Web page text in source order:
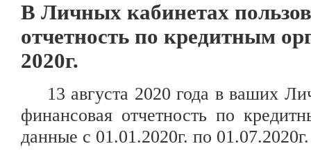
В Личных кабинетах
отчетность по кредитным
2020г.
13 августа 2020 года в ваших
финансовая отчетность по
данные с 01.01.2020г. по